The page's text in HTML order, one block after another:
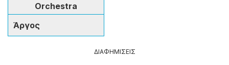
Orchestra
Άργος
ΔΙΑΦΗΜΙΣΕΙΣ